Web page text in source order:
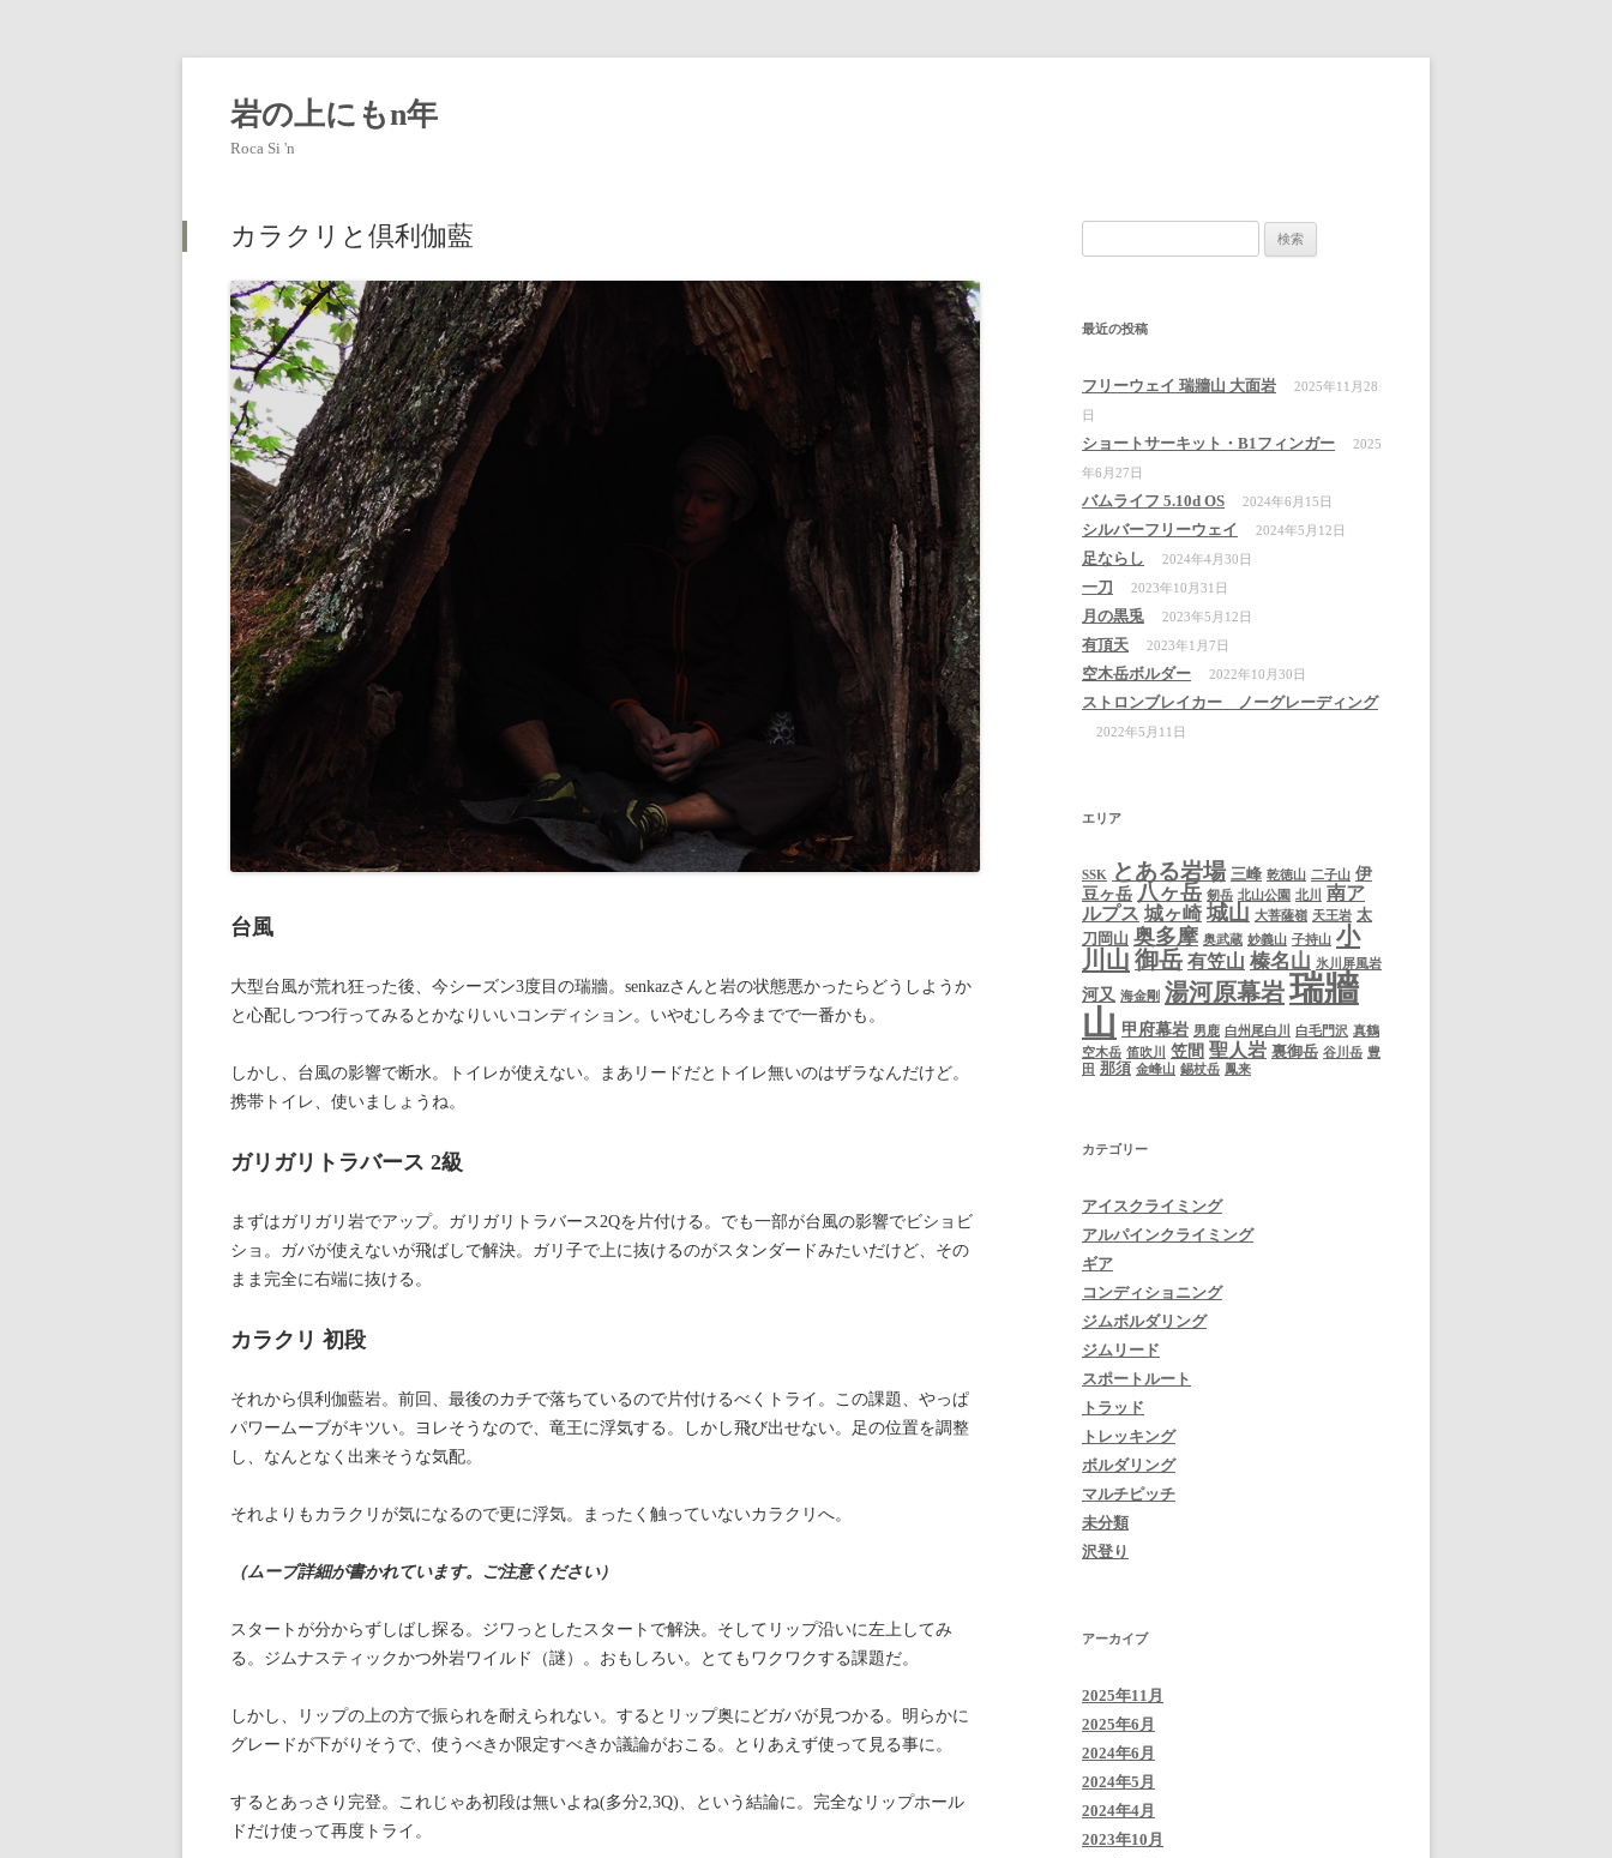
岩の上にもn年
Roca Si 'n
カラクリと倶利伽藍
台風
大型台風が荒れ狂った後、今シーズン3度目の瑞牆。senkazさんと岩の状態悪かったらどうしようか
と心配しつつ行ってみるとかなりいいコンディション。いやむしろ今までで一番かも。
しかし、台風の影響で断水。トイレが使えない。まあリードだとトイレ無いのはザラなんだけど。
携帯トイレ、使いましょうね。
ガリガリトラバース 2級
まずはガリガリ岩でアップ。ガリガリトラバース2Qを片付ける。でも一部が台風の影響でビショビ
ショ。ガバが使えないが飛ばしで解決。ガリ子で上に抜けるのがスタンダードみたいだけど、その
まま完全に右端に抜ける。
カラクリ 初段
それから倶利伽藍岩。前回、最後のカチで落ちているので片付けるべくトライ。この課題、やっぱ
パワームーブがキツい。ヨレそうなので、竜王に浮気する。しかし飛び出せない。足の位置を調整
し、なんとなく出来そうな気配。
それよりもカラクリが気になるので更に浮気。まったく触っていないカラクリへ。
（ムーブ詳細が書かれています。ご注意ください）
スタートが分からずしばし探る。ジワっとしたスタートで解決。そしてリップ沿いに左上してみ
る。ジムナスティックかつ外岩ワイルド（謎）。おもしろい。とてもワクワクする課題だ。
しかし、リップの上の方で振られを耐えられない。するとリップ奥にどガバが見つかる。明らかに
グレードが下がりそうで、使うべきか限定すべきか議論がおこる。とりあえず使って見る事に。
するとあっさり完登。これじゃあ初段は無いよね(多分2,3Q)、という結論に。完全なリップホール
ドだけ使って再度トライ。
索:
最近の投稿
フリーウェイ 瑞牆山 大面岩
2025年11月28
日
ショートサーキット・B1フィンガー
2025
年6月27日
バムライフ 5.10d OS 2024年6月15日
シルバーフリーウェイ 2024年5月12日
足ならし 2024年4月30日
一刀 2023年10月31日
月の黒兎 2023年5月12日
有頂天 2023年1月7日
空木岳ボルダー 2022年10月30日
ストロンブレイカー ノーグレーディング
2022年5月11日
エリア
SSK とある岩場 三峰 乾徳山 二子山 伊
豆ヶ岳 八ヶ岳 剱岳 北山公園 北川
南ア
ルプス 城ヶ崎 城山 大菩薩嶺 天王岩 太
刀岡山 奥多摩 奥武蔵 妙義山 子持山 小
川山 御岳 有笠山 榛名山 氷川屏風岩
河又 海金剛 湯河原幕岩瑞牆
山 甲府幕岩 男鹿 白州尾白川 白毛門沢 真鶴
空木岳 笛吹川 笠間 聖人岩 裏御岳 谷川岳 豊
田 那須 金峰山 錫杖岳 鳳来
カテゴリー
アイスクライミング
アルパインクライミング
ギア
コンディショニング
ジムボルダリング
ジムリード
スポートルート
トラッド
トレッキング
ボルダリング
マルチピッチ
未分類
沢登り
アーカイブ
2025年11月
2025年6月
2024年6月
2024年5月
2024年4月
2023年10月